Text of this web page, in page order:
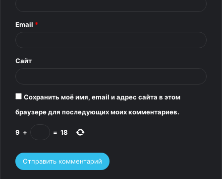
и
*
Email *
Сайт
Сохранить моё имя, email и адрес сайта в этом
браузере для последующих моих комментариев.
9 + = 18